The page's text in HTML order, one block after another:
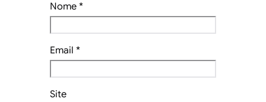
Nome *
Email *
Site